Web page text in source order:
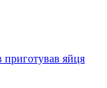
приготував яйця